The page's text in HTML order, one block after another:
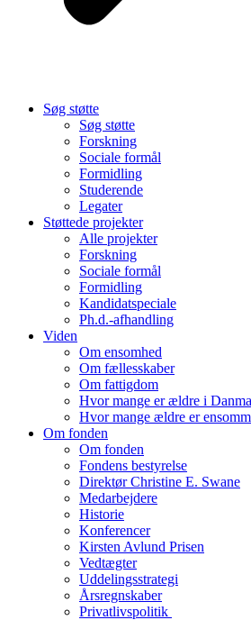
Søg støtte
Søg støtte
Forskning
Sociale formål
Formidling
Studerende
Legater
Støttede projekter
Alle projekter
Forskning
Sociale formål
Formidling
Kandidatspeciale
Ph.d.-afhandling
Viden
Om ensomhed
Om fællesskaber
Om fattigdom
Hvor mange er ældre i
Hvor mange ældre er
Om fonden
Om fonden
Fondens bestyrelse
Direktør Christine E. Swane
Medarbejdere
Historie
Konferencer
Kirsten Avlund Prisen
Vedtægter
Uddelingsstrategi
Årsregnskaber
Privatlivspolitik